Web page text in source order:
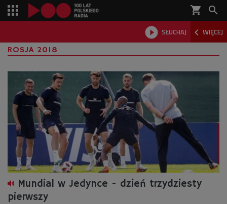
shopping_cart 
 SŁUCHAJ  WIĘCEJ

ROSJA 2018
Mundial w Jedynce - dzień trzydziesty
pierwszy